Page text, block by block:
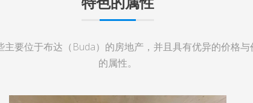
主要位于布达（Buda）的房地产，并且具有优异的价格
的属性。